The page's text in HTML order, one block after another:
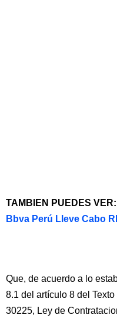
TAMBIEN PUEDES VER:
Bbva Perú Lleve Cabo
Que, de acuerdo a lo
8.1 del artículo 8 del
30225, Ley de